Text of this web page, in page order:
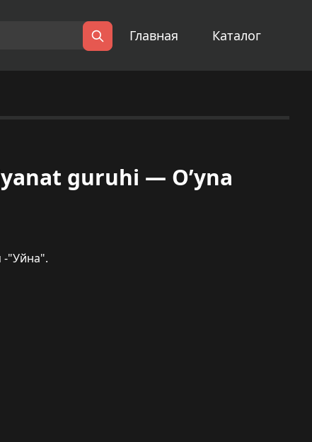
Поиск
Главная Каталог
guruhi — O’yna
-"Уйна".